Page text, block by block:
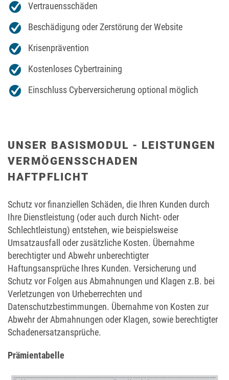
Vertrauensschäden
Beschädigung oder Zerstörung der Website
Krisenprävention
Kostenloses Cybertraining
Einschluss Cyberversicherung optional möglich
UNSER BASISMODUL - LEISTUNGEN
VERMÖGENSSCHADEN
HAFTPFLICHT
Schutz vor finanziellen Schäden, die Ihren Kunden durch
Ihre Dienstleistung (oder auch durch Nicht- oder
Schlechtleistung) entstehen, wie beispielsweise
Umsatzausfall oder zusätzliche Kosten. Übernahme
berechtigter und Abwehr unberechtigter
Haftungsansprüche Ihres Kunden. Versicherung und
Schutz vor Folgen aus Abmahnungen und Klagen z.B. bei
Verletzungen von Urheberrechten und
Datenschutzbestimmungen. Übernahme von Kosten zur
Abwehr der Abmahnungen oder Klagen, sowie berechtigter
Schadenersatzansprüche.
Prämientabelle